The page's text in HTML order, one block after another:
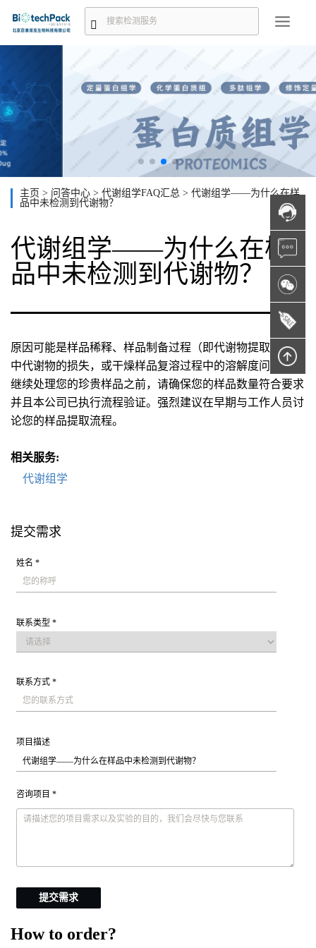
主页 > 问答中心 > 代谢组学FAQ汇总 > 代谢组学——为什么在样
品中未检测到代谢物？
代谢组学——为什么在样
品中未检测到代谢物？
原因可能是样品稀释、样品制备过程（即代谢物提取过程）
中代谢物的损失，或干燥样品复溶过程中的溶解度问题。在
继续处理您的珍贵样品之前，请确保您的样品数量符合要求
并且本公司已执行流程验证。强烈建议在早期与工作人员讨
论您的样品提取流程。
相关服务:
代谢组学
提交需求
姓名 *
联系类型 *
联系方式 *
项目描述
咨询项目 *
提交需求
How to order?